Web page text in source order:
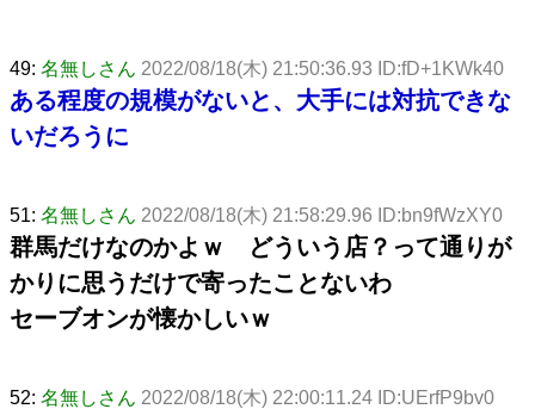
49: 名無しさん 2022/08/18(木) 21:50:36.93 ID:fD+1KWk40
ある程度の規模がないと、大手には対抗できな
いだろうに
51: 名無しさん 2022/08/18(木) 21:58:29.96 ID:bn9fWzXY0
群馬だけなのかよｗ どういう店？って通りが
かりに思うだけで寄ったことないわ
セーブオンが懐かしいｗ
52: 名無しさん 2022/08/18(木) 22:00:11.24 ID:UErfP9bv0